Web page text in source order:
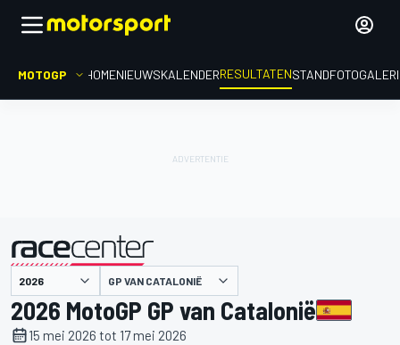
MOTOGP HOMENIEUWSKALENDERRESULTATENSTAND
gepresenteerd door GP VAN CATALONIË
2026 MotoGP GP van Catalonië
15 mei 2026 tot 17 mei 2026